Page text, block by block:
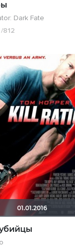
Dark Fate
/812
01.01.2016